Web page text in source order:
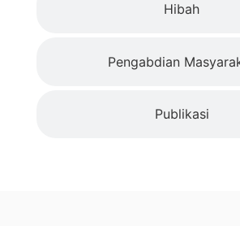
Hibah
Pengabdian
Publikasi